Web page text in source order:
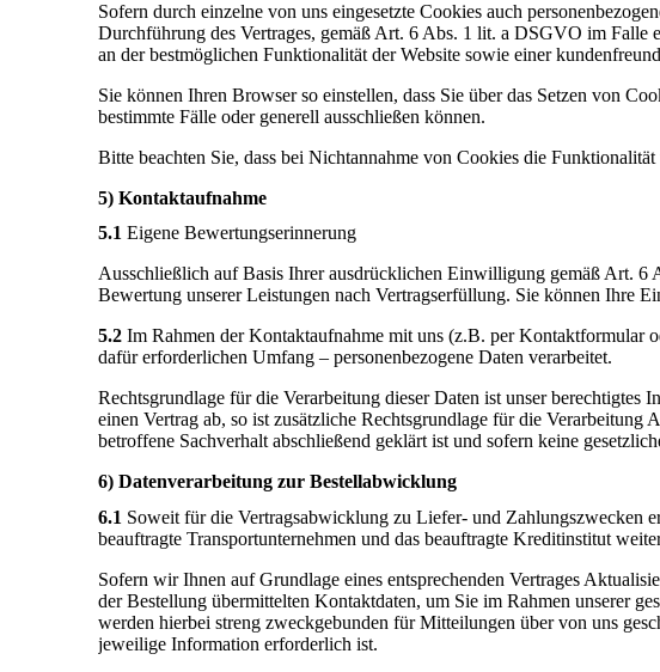
Sofern durch einzelne von uns eingesetzte Cookies auch
Durchführung des Vertrages, gemäß Art. 6 Abs. 1 lit. a DSGVO im
an der bestmöglichen Funktionalität der Website sowie einer
Sie können Ihren Browser so einstellen, dass Sie über das Setzen von
bestimmte Fälle oder generell ausschließen können.
Bitte beachten Sie, dass bei Nichtannahme von Cookies die
5) Kontaktaufnahme
5.1 Eigene Bewertungserinnerung
Ausschließlich auf Basis Ihrer ausdrücklichen Einwilligung gemäß Art.
Bewertung unserer Leistungen nach Vertragserfüllung. Sie können Ihre
5.2 Im Rahmen der Kontaktaufnahme mit uns (z.B. per Kontaktformular
dafür erforderlichen Umfang – personenbezogene Daten verarbeitet.
Rechtsgrundlage für die Verarbeitung dieser Daten ist unser
einen Vertrag ab, so ist zusätzliche Rechtsgrundlage für die
betroffene Sachverhalt abschließend geklärt ist und sofern keine
6) Datenverarbeitung zur Bestellabwicklung
6.1 Soweit für die Vertragsabwicklung zu Liefer- und Zahlungszwecken
beauftragte Transportunternehmen und das beauftragte Kreditinstitut
Sofern wir Ihnen auf Grundlage eines entsprechenden Vertrages
der Bestellung übermittelten Kontaktdaten, um Sie im Rahmen unserer
werden hierbei streng zweckgebunden für Mitteilungen über von uns
jeweilige Information erforderlich ist.